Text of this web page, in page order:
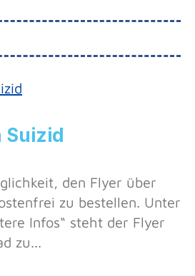
Suizid
den Flyer über
zu bestellen. Unter
Infos“ steht der Flyer
zu...